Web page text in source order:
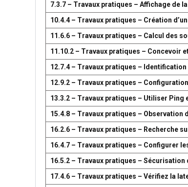
7.3.7 – Travaux pratiques – Affichage de
10.4.4 – Travaux pratiques – Création
11.6.6 – Travaux pratiques – Calcul des
11.10.2 – Travaux pratiques – Concevoir
12.7.4 – Travaux pratiques –
12.9.2 – Travaux pratiques –
13.3.2 – Travaux pratiques – Utiliser
15.4.8 – Travaux pratiques – Observation
16.2.6 – Travaux pratiques – Recherche
16.4.7 – Travaux pratiques – Configurer
16.5.2 – Travaux pratiques –
17.4.6 – Travaux pratiques – Vérifiez la